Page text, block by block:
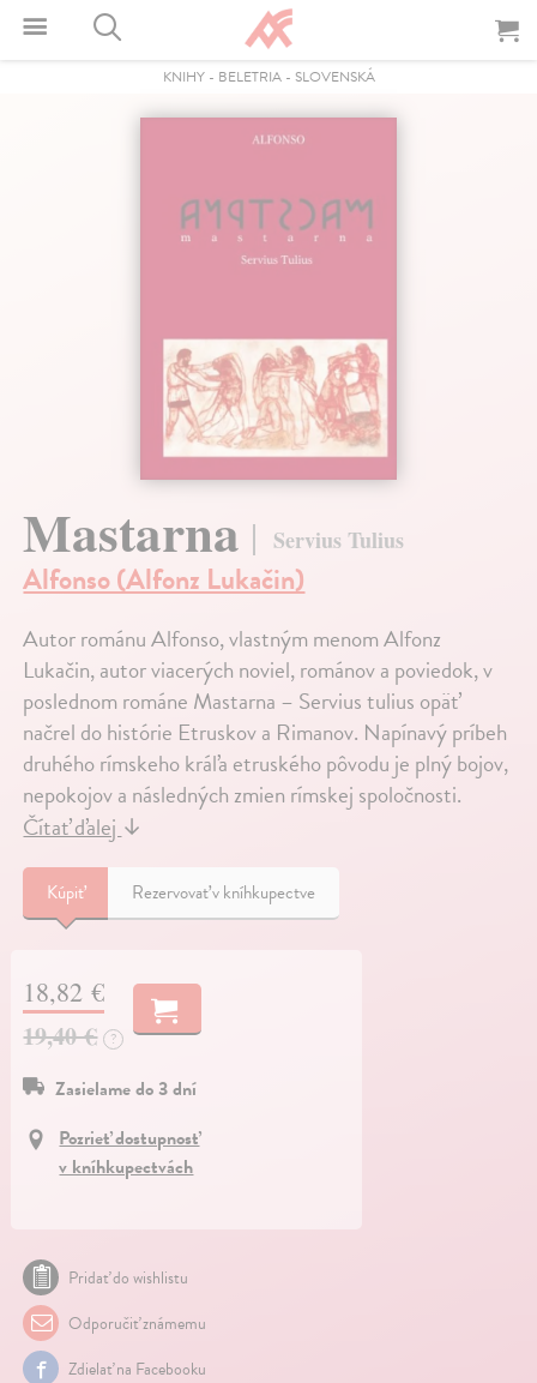
KNIHY- BELETRIA- SLOVENSKÁ
Mastarna Servius Tulius
Alfonso (Alfonz Lukačin)
Autor románu Alfonso, vlastným menom Alfonz
Lukačin, autor viacerých noviel, románov a poviedok, v
poslednom románe Mastarna – Servius tulius opäť
načrel do histórie Etruskov a Rimanov. Napínavý príbeh
druhého rímskeho kráľa etruského pôvodu je plný bojov,
nepokojov a následných zmien rímskej spoločnosti.
Čítať ďalej ↓
Kúpiť Rezervovať v kníhkupectve
18,82 €
19,40 € ?
Zasielame do 3 dní
Pozrieť dostupnosť
v kníhkupectvách
Pridať do wishlistu
Odporučiť známemu
Zdielať na Facebooku